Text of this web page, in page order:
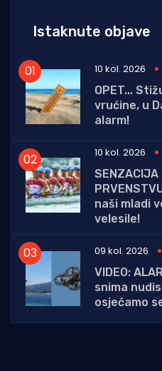
Istaknute objave
10 kol. 2026
OPET...
vrućine, u
alarm!
10 kol. 2026
SENZACIJA
naši mladi
velesile!
09 kol. 2026
VIDEO:
snima
osjećamo